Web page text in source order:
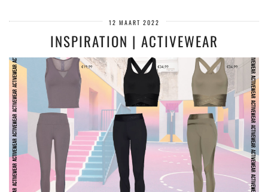
12 MAART 2022
INSPIRATION | ACTIVEWEAR